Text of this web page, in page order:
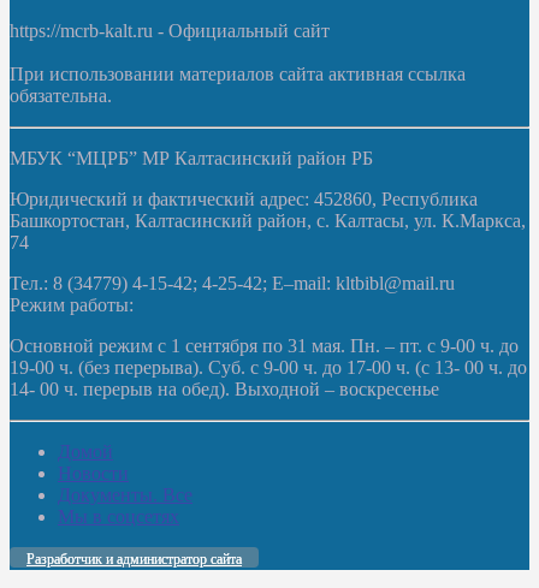
https://mcrb-kalt.ru - Официальный сайт
При использовании материалов сайта активная ссылка
обязательна.
МБУК “МЦРБ” МР Калтасинский район РБ
Юридический и фактический адрес: 452860, Республика
Башкортостан, Калтасинский район, с. Калтасы, ул. К.Маркса,
74
Тел.: 8 (34779) 4-15-42; 4-25-42; E–mail: kltbibl@mail.ru
Режим работы:
Основной режим с 1 сентября по 31 мая. Пн. – пт. с 9-00 ч. до
19-00 ч. (без перерыва). Суб. с 9-00 ч. до 17-00 ч. (с 13- 00 ч. до
14- 00 ч. перерыв на обед). Выходной – воскресенье
Домой
Новости
Документы. Все
Мы в соцсетях
Разработчик и администратор сайта